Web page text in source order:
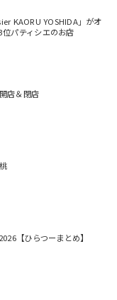
KAORU YOSHIDA」がオ
パティシエのお店
店＆閉店
【ひらつーまとめ】